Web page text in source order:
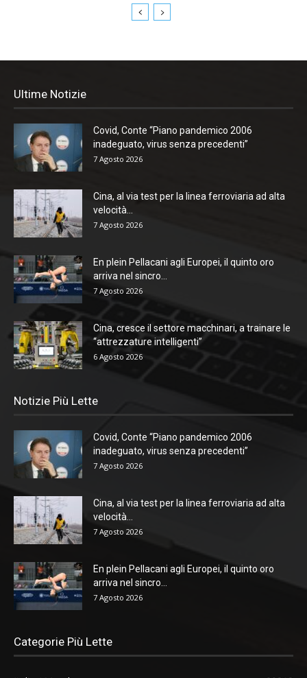
Ultime Notizie
Covid, Conte “Piano pandemico 2006
inadeguato, virus senza precedenti”
7 Agosto 2026
Cina, al via test per la linea ferroviaria ad alta
velocità...
7 Agosto 2026
En plein Pellacani agli Europei, il quinto oro
arriva nel sincro...
7 Agosto 2026
Cina, cresce il settore macchinari, a trainare le
“attrezzature intelligenti”
6 Agosto 2026
Notizie Più Lette
Covid, Conte “Piano pandemico 2006
inadeguato, virus senza precedenti”
7 Agosto 2026
Cina, al via test per la linea ferroviaria ad alta
velocità...
7 Agosto 2026
En plein Pellacani agli Europei, il quinto oro
arriva nel sincro...
7 Agosto 2026
Categorie Più Lette